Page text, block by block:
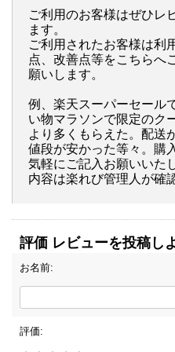
ご利用のお客様はぜひレ
ます。
ご利用されたお客様は利
点、改善点等をこちらへ
願いします。
例、楽天スーパーセール
い物マラソンで限定のク
より多くもらえた。配送
値段が安かった等々。購
気軽にご記入お願いいた
内容は楽れび管理人が確
評価 レビューを投稿し
お名前:
評価: